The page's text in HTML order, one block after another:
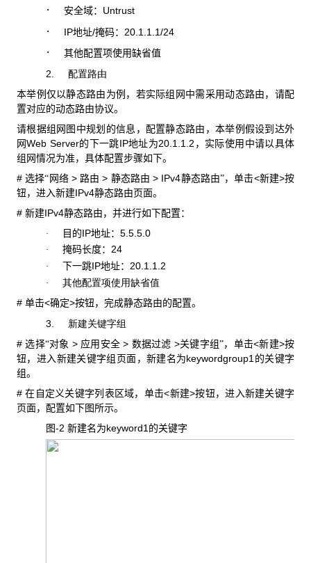
· 安全域： Untrust
· IP地址/掩码： 20.1.1.1/24
· 其他配置项使用缺省值
2.
配置路由
本举例仅以静态路由为例，若实际组网中需采用动态路由，请配
置对应的动态路由协议。
请根据组网图中规划的信息，配置静态路由，本举例假设到达外
网Web Server的下一跳IP地址为20.1.1.2 ，实际使用中请以具体
组网情况为准，具体配置步骤如下。
#选择“网络> 路由 > 静态路由 > IPv4静态路由”，单击<新建>按
钮， 进入新建IPv4静态路由页面。
# 新建IPv4静态路由，并进行如下配置：
·
目的IP地址： 5.5.5.0
· 掩码长度： 24
· 下一跳IP地址： 20.1.1.2
· 其他配置项使用缺省值
# 单击<确定>按钮，完成静态路由的配置。
3. 新建关键字组
#选择“对象 > 应用安全 > 数据过滤 >关键字组”，单击<新建>按
钮，进入新建关键字组页面，新建名为keywordgroup1 的关键字
组。
#在自定义关键字列表区域，单击<新建>按钮，进入新建关键字
页面，配置如下图所示。
图-2 新建名为keyword1 的关键字